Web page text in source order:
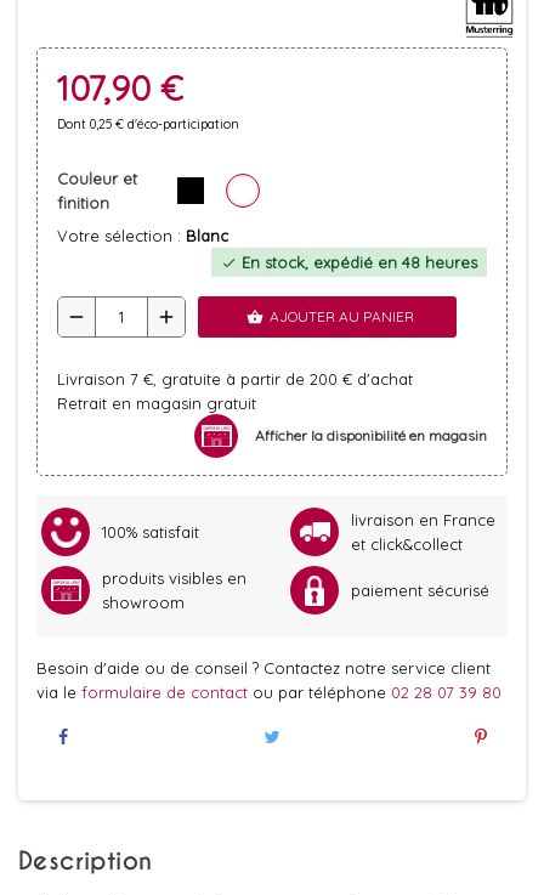
107,90 €
Dont 0,25 € d'éco-participation
Couleur et
finition
Votre sélection : Blanc
check En stock, expédié en 48 heures
remove add shopping_basket AJOUTER AU PANIER
Livraison 7 €, gratuite à partir de 200 € d'achat
Retrait en magasin gratuit
Afficher la disponibilité en magasin
100% satisfait
livraison en France
et click&collect
produits visibles en
showroom
paiement sécurisé
Besoin d'aide ou de conseil ? Contactez notre service client
via le formulaire de contact ou par téléphone 02 28 07 39 80
Description